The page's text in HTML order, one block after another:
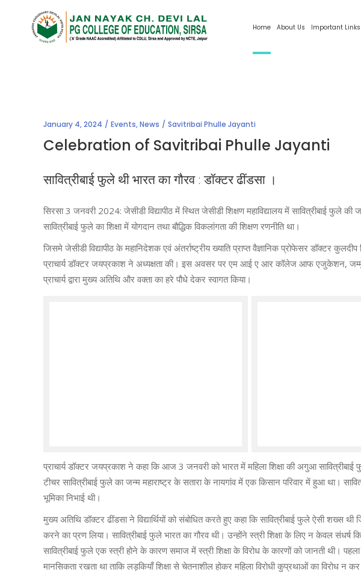
Home About Us Important Links
January 4, 2024 Events,News Savitribai Phulle Jayanti
Celebration of Savitribai Phulle Jayanti
सावित्रीबाई फुले थी भारत का गौरव : डॉक्टर ढींडसा ।
सिरसा 3 जनवरी 2024: जेसीडी विद्यापीठ में स्थित जेसीडी शिक्षण महाविद्यालय में सावित्रीबाई
सावित्रीबाई फुले का शिक्षा में योगदान तथा बौद्धिक विकलांगता की शिक्षण रणनीति था।
जिसमे जेसीडी विद्यापीठ के महानिदेशक एवं अंतर्राष्ट्रीय ख्याति प्राप्त वैज्ञानिक प्रोफेसर डॉक्टर
प्राचार्य डॉक्टर जयप्रकाश ने अध्यक्षता की। इस अवसर पर एम आई ए आर कॉलेज आफ एजुकेशन, जम्मू
प्राचार्य द्वारा मुख्य अतिथि और वक्ता का हरे पौधे देकर स्वागत किया।
प्राचार्य डॉक्टर जयप्रकाश ने कहा कि आज 3 जनवरी को भारत में महिला शिक्षा की अगुआ
टीचर सावित्रीबाई फुले का जन्म महाराष्ट्र के सतारा के नायगांव में एक किसान परिवार में हुआ था।
भूमिका निभाई थी।
मुख्य अतिथि डॉक्टर ढींडसा ने विद्यार्थियों को संबोधित करते हुए कहा कि सावित्रीबाई फुले ऐसी शख्स थी
करने का प्रण लिया। सावित्रीबाई फुले भारत का गौरव थी। उन्होंने स्त्री शिक्षा के लिए न केवल संधर्ष
सावित्रीबाई फुले एक स्त्री होने के कारण समाज में स्त्री शिक्षा के विरोध के कारणों को जानती थी।
मानसिकता रखता था ताकि लड़कियाँ शिक्षा से चेतनाशील होकर महिला विरोधी कुप्रथाओं का विरोध न